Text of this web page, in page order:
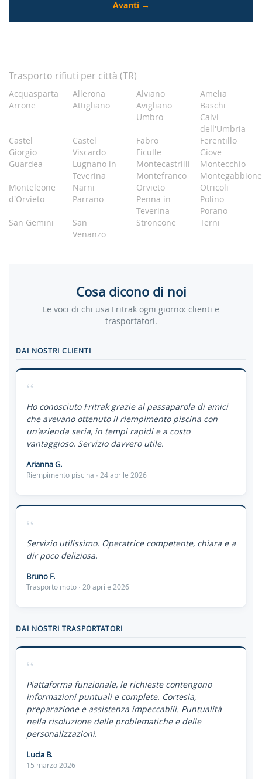
Trasporto rifiuti per città (TR)
Acquasparta Allerona Alviano
Amelia
Arrone
Attigliano
Avigliano
Umbro
Baschi
Calvi
dell'Umbria
Castel
Giorgio
Castel
Viscardo
Fabro
Ferentillo
Ficulle
Giove
Guardea
Lugnano in
Teverina
Montecastrilli
Montecchio
Montefranco
Montegabbione
Monteleone
d'Orvieto
Narni Orvieto
Otricoli
Parrano
Penna in
Teverina
Polino
Porano
San Gemini
San
Venanzo
Stroncone Terni
Cosa dicono di noi
Le voci di chi usa Fritrak ogni giorno: clienti e
trasportatori.
DAI NOSTRI CLIENTI
“
Ho conosciuto Fritrak grazie al passaparola di amici
che avevano ottenuto il riempimento piscina con
un'azienda seria, in tempi rapidi e a costo
vantaggioso. Servizio davvero utile.
Arianna G.
Riempimento piscina · 24 aprile 2026
“
Servizio utilissimo. Operatrice competente, chiara e a
dir poco deliziosa.
Bruno F.
Trasporto moto · 20 aprile 2026
DAI NOSTRI TRASPORTATORI
“
Piattaforma funzionale, le richieste contengono
informazioni puntuali e complete. Cortesia,
preparazione e assistenza impeccabili. Puntualità
nella risoluzione delle problematiche e delle
personalizzazioni.
Lucia B.
15 marzo 2026